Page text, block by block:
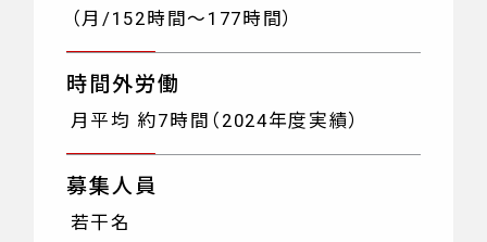
（月/152時間～177時間）
時間外労働
月平均 約7時間（2024年度実績）
募集人員
若干名